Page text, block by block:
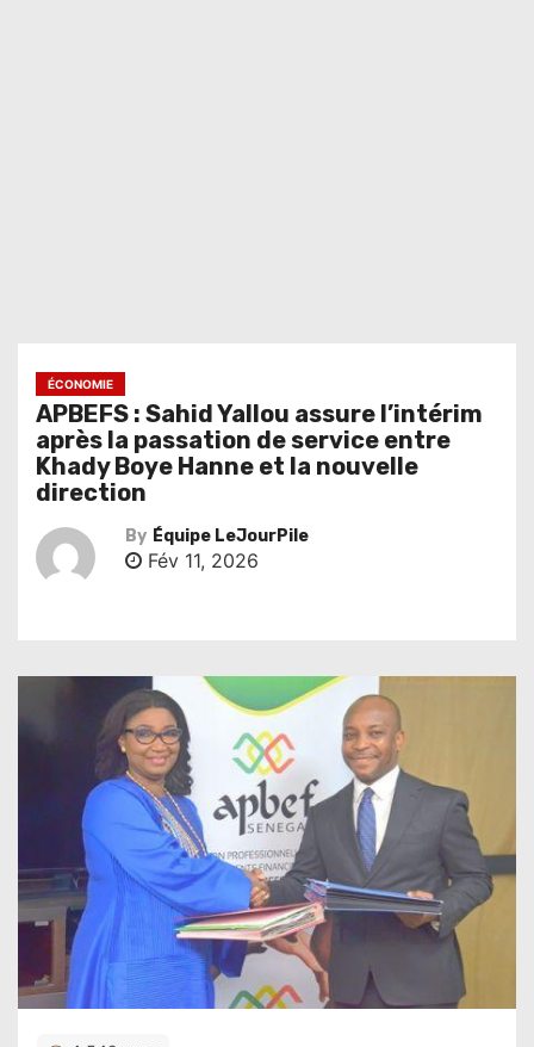
ÉCONOMIE
APBEFS : Sahid Yallou assure l’intérim
après la passation de service entre
Khady Boye Hanne et la nouvelle
direction
By Équipe LeJourPile
Fév 11, 2026